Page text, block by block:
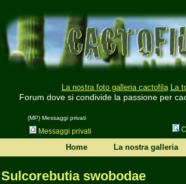
La nostra foto galleria cactofila La
Forum dove si condivide la passione per
(MP) Messaggi privati
Messaggi privati
Home La nostra galleria
Sulcorebutia swobodae